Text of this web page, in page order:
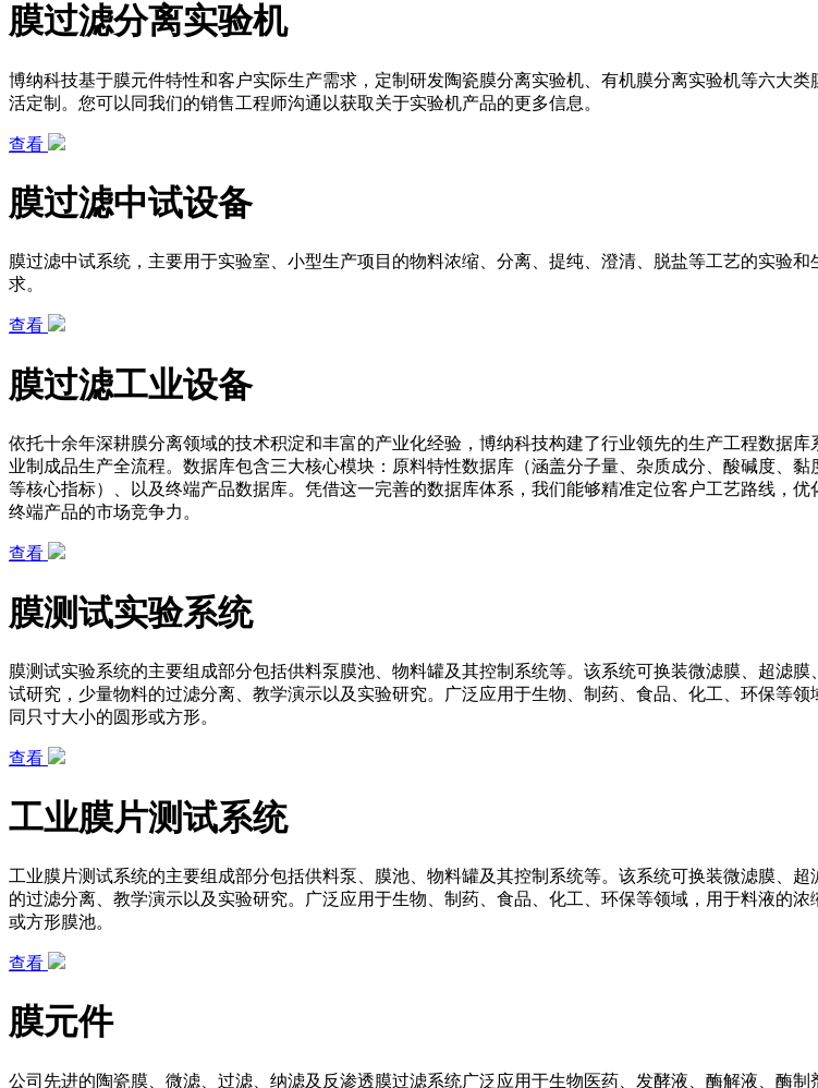
膜过滤分离实验机
博纳科技基于膜元件特性和客户实际生产需求，定制研发陶瓷膜分离实验机、有机膜分离实验机等六大
活定制。您可以同我们的销售工程师沟通以获取关于实验机产品的更多信息。
查看
膜过滤中试设备
膜过滤中试系统，主要用于实验室、小型生产项目的物料浓缩、分离、提纯、澄清、脱盐等工艺的实验
求。
查看
膜过滤工业设备
依托十余年深耕膜分离领域的技术积淀和丰富的产业化经验，博纳科技构建了行业领先的生产工程数据
业制成品生产全流程。数据库包含三大核心模块：原料特性数据库（涵盖分子量、杂质成分、酸碱度、
等核心指标）、以及终端产品数据库。凭借这一完善的数据库体系，我们能够精准定位客户工艺路线，
终端产品的市场竞争力。
查看
膜测试实验系统
膜测试实验系统的主要组成部分包括供料泵膜池、物料罐及其控制系统等。该系统可换装微滤膜、超滤
试研究，少量物料的过滤分离、教学演示以及实验研究。广泛应用于生物、制药、食品、化工、环保等
同只寸大小的圆形或方形。
查看
工业膜片测试系统
工业膜片测试系统的主要组成部分包括供料泵、膜池、物料罐及其控制系统等。该系统可换装微滤膜、
的过滤分离、教学演示以及实验研究。广泛应用于生物、制药、食品、化工、环保等领域，用于料液的
或方形膜池。
查看
膜元件
公司先进的陶瓷膜、微滤、过滤、纳滤及反渗透膜过滤系统广泛应用于生物医药、发酵液、酶解液、酶